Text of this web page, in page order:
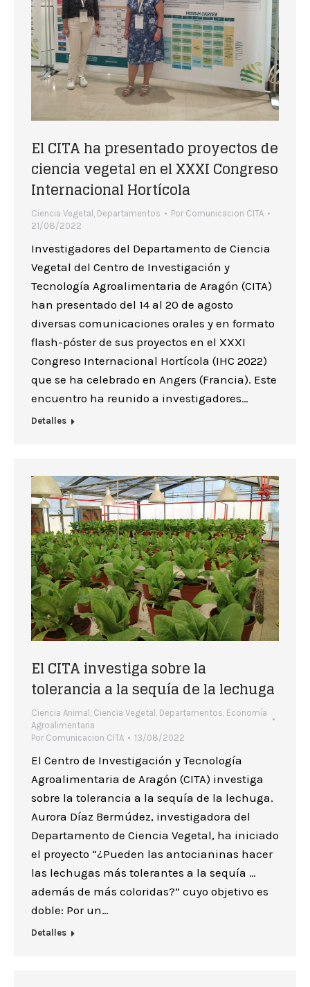
El CITA ha presentado proyectos de
ciencia vegetal en el XXXI Congreso
Internacional Hortícola
Ciencia Vegetal Departamentos Por Comunicacion CITA
21/08/2022
Investigadores del Departamento de Ciencia
Vegetal del Centro de Investigación y
Tecnología Agroalimentaria de Aragón (CITA)
han presentado del 14 al 20 de agosto
diversas comunicaciones orales y en formato
flash-póster de sus proyectos en el XXXI
Congreso Internacional Hortícola (IHC 2022)
que se ha celebrado en Angers (Francia). Este
encuentro ha reunido a investigadores…
Detalles
El CITA investiga sobre la
tolerancia a la sequía de la lechuga
Ciencia Animal , Ciencia Vegetal , Departamentos, Economía
Agroalimentaria
Por Comunicacion CITA 13/08/2022
El Centro de Investigación y Tecnología
Agroalimentaria de Aragón (CITA) investiga
sobre la tolerancia a la sequía de la lechuga.
Aurora Díaz Bermúdez, investigadora del
Departamento de Ciencia Vegetal, ha iniciado
el proyecto “¿Pueden las antocianinas hacer
las lechugas más tolerantes a la sequía …
además de más coloridas?” cuyo objetivo es
doble: Por un…
Detalles